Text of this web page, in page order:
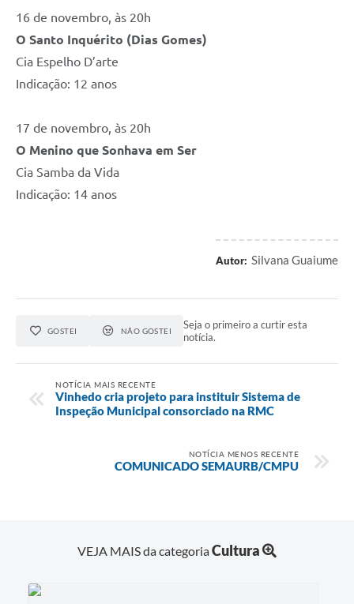
16 de novembro, às 20h
O Santo Inquérito (Dias Gomes)
Cia Espelho D’arte
Indicação: 12 anos
17 de novembro, às 20h
O Menino que Sonhava em Ser
Cia Samba da Vida
Indicação: 14 anos
Autor: Silvana Guaiume
GOSTEI NÃO GOSTEI
Seja o primeiro a curtir esta
notícia.
NOTÍCIA MAIS RECENTE
Vinhedo cria projeto para instituir Sistema de
Inspeção Municipal consorciado na RMC
NOTÍCIA MENOS RECENTE
COMUNICADO SEMAURB/CMPU
VEJA MAIS da categoriaCultura